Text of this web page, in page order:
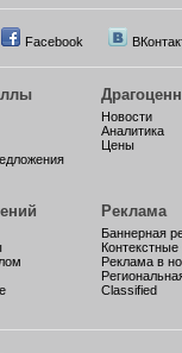
Facebook
Новости
Аналитика
Цены
Реклама
Баннерная
Реклама в
Classified